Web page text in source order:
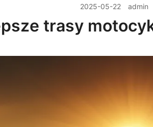
2025-05-22 admin
trasy